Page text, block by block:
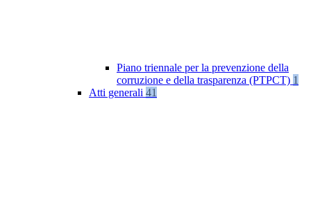
Piano triennale per la prevenzione della
corruzione e della trasparenza (PTPCT) 1
Atti generali 41